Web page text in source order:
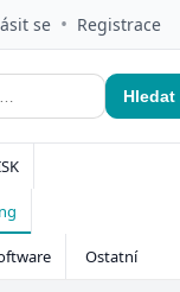
se • Registrace
Hledat
Ostatní